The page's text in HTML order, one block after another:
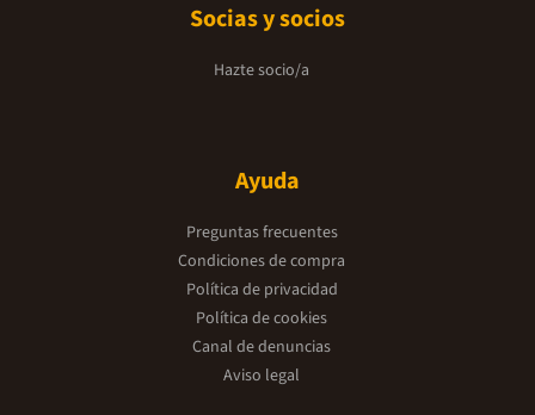
Socias y socios
Hazte socio/a
Ayuda
Preguntas frecuentes
Condiciones de compra
Política de privacidad
Política de cookies
Canal de denuncias
Aviso legal